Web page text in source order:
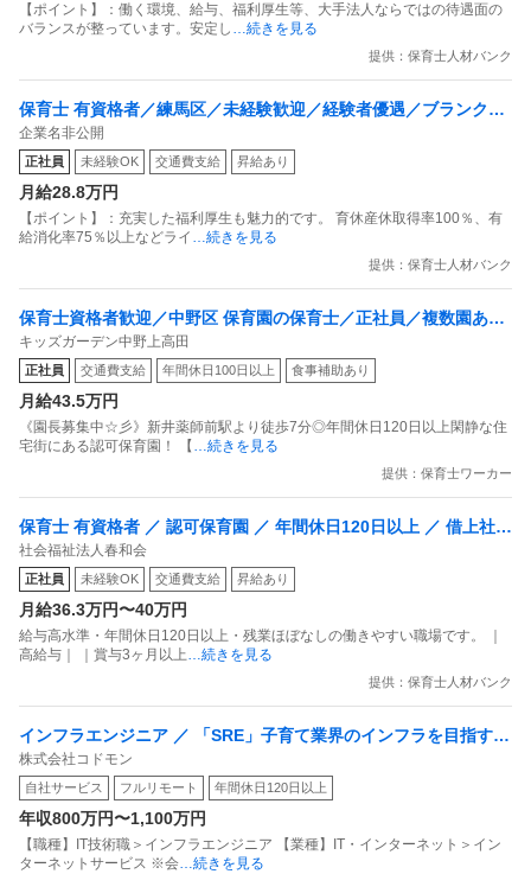
【ポイント】：働く環境、給与、福利厚生等、大手法人ならではの待遇面の
バランスが整っています。安定し …続きを見る
提供：保育士人材バンク
保育士 有資格者／練馬区／未経験歓迎／経験者優遇／ブランクO
K／新卒歓迎／キャリアアップ応援
企業名非公開
正社員 未経験OK 交通費支給 昇給あり
月給28.8万円
【ポイント】：充実した福利厚生も魅力的です。 育休産休取得率100％、有
給消化率75％以上などライ …続きを見る
提供：保育士人材バンク
保育士資格者歓迎／中野区 保育園の保育士／正社員／複数園あり
／駅チカ／経験者優遇／交通費支給
キッズガーデン中野上高田
正社員 交通費支給 年間休日100日以上 食事補助あり
月給43.5万円
《園長募集中☆彡》新井薬師前駅より徒歩7分◎年間休日120日以上閑静な住
宅街にある認可保育園！ 【 …続きを見る
提供：保育士ワーカー
保育士 有資格者 ／ 認可保育園 ／ 年間休日120日以上 ／ 借上社宅
あり
社会福祉法人春和会
正社員 未経験OK 交通費支給 昇給あり
月給36.3万円〜40万円
給与高水準・年間休日120日以上・残業ほぼなしの働きやすい職場です。 ｜
高給与｜ ｜賞与3ヶ月以上…続きを見る
提供：保育士人材バンク
インフラエンジニア ／ 「SRE」子育て業界のインフラを目指すS
RE募集！事業の成長とともに拡大するシステム基盤の改善をお任
せします／フルリモート・フレックス可！
株式会社コドモン
自社サービス フルリモート 年間休日120日以上
年収800万円〜1,100万円
【職種】IT技術職＞インフラエンジニア 【業種】IT・インターネット＞イン
ターネットサービス ※会…続きを見る